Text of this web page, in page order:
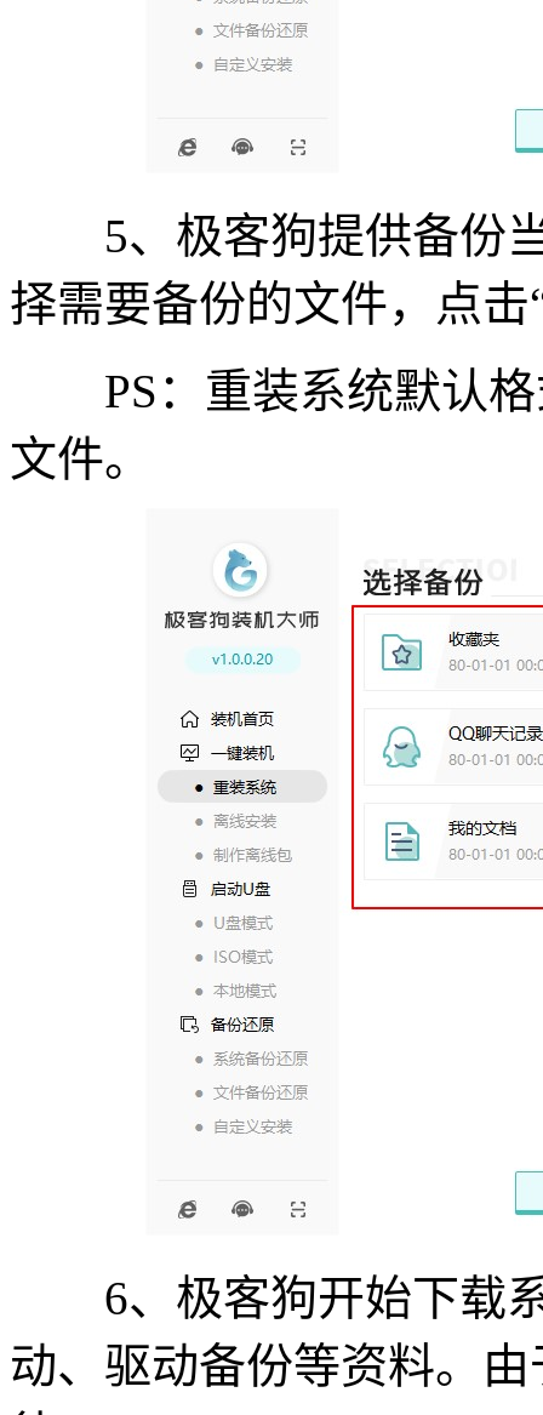
5、极客狗提供备份当
择需要备份的文件，点击
PS：重装系统默认格
文件。
6、极客狗开始下载系
动、驱动备份等资料。